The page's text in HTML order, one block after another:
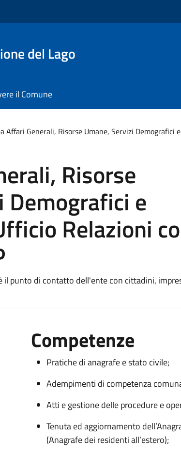
del Lago
il Comune
Affari Generali, Risorse Umane, Servizi
Risorse
Demografici e
Relazioni
il punto di contatto dell'ente con cittadini,
Competenze
Pratiche di anagrafe e stato civile;
Adempimenti di competenza
Atti e gestione delle procedure e
Tenuta ed aggiornamento
(Anagrafe dei residenti all’estero);